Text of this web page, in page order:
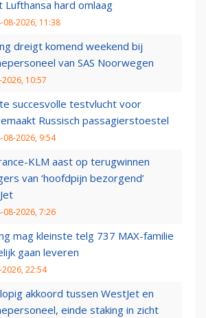
Lufthansa hard omlaag
08-2026, 11:38
dreigt komend weekend bij
van SAS Noorwegen
10:57
succesvolle testvlucht voor
Russisch passagierstoestel
08-2026, 9:54
KLM aast op terugwinnen
van ‘hoofdpijn bezorgend’
08-2026, 7:26
mag kleinste telg 737 MAX-familie
gaan leveren
2026, 22:54
akkoord tussen WestJet en
einde staking in zicht